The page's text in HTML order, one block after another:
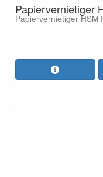
Papiervernietiger
Papiervernietiger HSM